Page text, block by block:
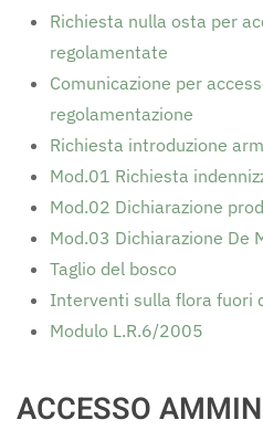
Richiesta nulla osta per
regolamentate
Comunicazione per
regolamentazione
Richiesta introduzione
Mod.01 Richiesta
Mod.02 Dichiarazione
Mod.03 Dichiarazione De
Taglio del bosco
Interventi sulla flora fuori
Modulo L.R.6/2005
ACCESSO